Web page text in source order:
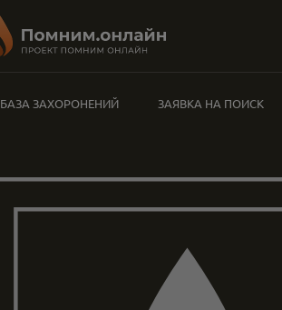
БАЗА ЗАХОРОНЕНИЙ ЗАЯВКА НА ПОИСК